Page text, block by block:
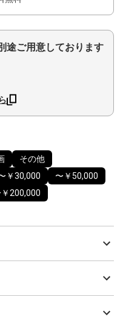
途ご用意しております
その他
￥30,000
〜￥50,000
￥200,000
所を描いています。